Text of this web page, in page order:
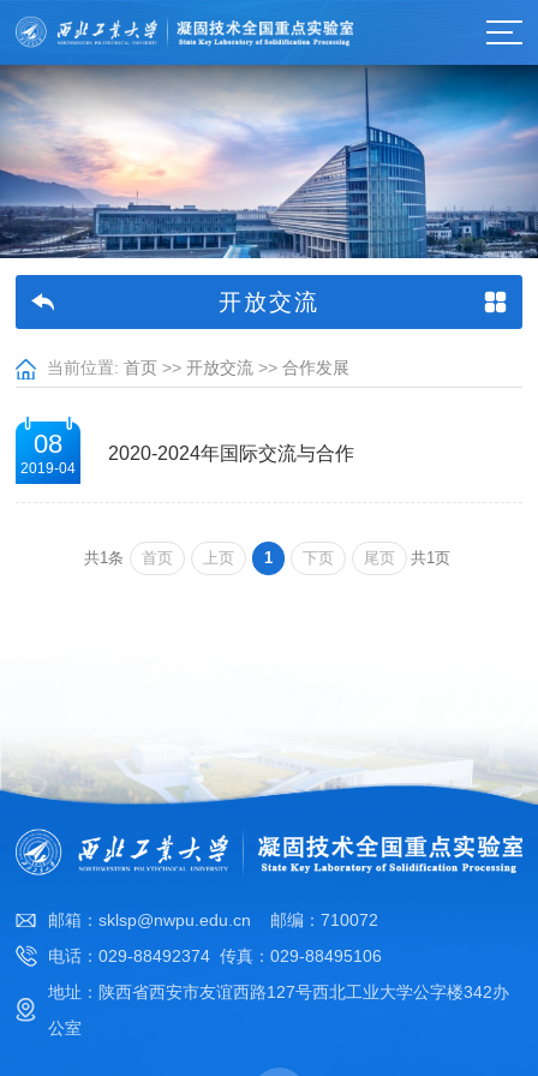
开放交流
当前位置:首页 >>开放交流 >>合作发展
08
2019-04
2020-2024年国际交流与合作
共1条 首页 上页 1 下页 尾页 共1页
邮箱：sklsp@nwpu.edu.cn 邮编：710072
电话：029-88492374 传真：029-88495106
地址：陕西省西安市友谊西路127号西北工业大学公字楼342办
公室